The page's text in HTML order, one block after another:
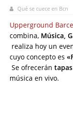
Qué se cuece en Bcn
Upperground
combina, Música,
realiza hoy un
cuyo concepto es
Se ofrecerán
música en vivo.